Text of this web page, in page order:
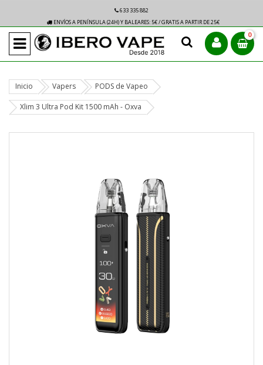
633 335 882
ENVÍOS A PENÍNSULA (24H) Y BALEARES: 5€ / GRATIS A PARTIR DE 25€
0
Inicio Vapers PODS de Vapeo
Xlim 3 Ultra Pod Kit 1500 mAh - Oxva